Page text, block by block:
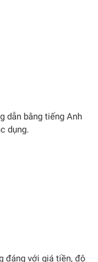
dẫn bằng tiếng Anh
dụng.
đáng với giá tiền, độ